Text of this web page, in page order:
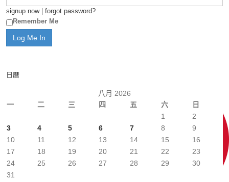
signup now| forgot password?
Remember Me
日曆
八月 2026
一
二 三 四 五 六 日
1
2
3
4 5 6 7 8
9
10
11 12 13 14 15
16
17
18 19 20 21 22
23
24
25 26 27 28 29
30
31